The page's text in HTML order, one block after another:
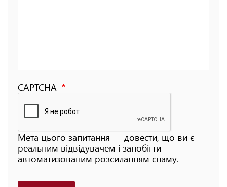
CAPTCHA
Мета цього запитання — довести, що ви є
реальним відвідувачем і запобігти
автоматизованим розсиланням спаму.